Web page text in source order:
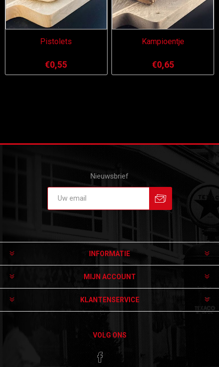
Pistolets
€0,55
Kampioentje
€0,65
Nieuwsbrief
INFORMATIE
MIJN ACCOUNT
KLANTENSERVICE
VOLG ONS